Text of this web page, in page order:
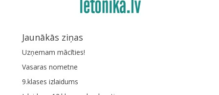
Jaunākās ziņas
Uzņemam mācīties!
Vasaras nometne
9.klases izlaidums